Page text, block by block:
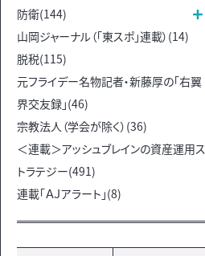
防衛(144)
山岡ジャーナル（「東スポ」連載）(14)
脱税(115)
元フライデー名物記者・新藤厚の「右翼
界交友録」(46)
宗教法人（学会が除く）(36)
＜連載＞アッシュブレインの資産運用ス
トラテジー(491)
連載「ＡＪアラート」(8)